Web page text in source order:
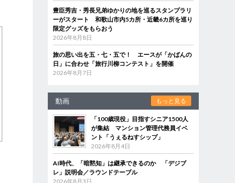
豊臣秀吉・秀長兄弟ゆかりの地を巡るスタンプラリ
ーがスタート 和歌山市内5カ所・近畿6カ所を巡り
限定グッズをもらおう
2026年8月8日
旅の思い出を五・七・五で！ エースが「かばんの
日」に合わせ「旅行川柳コンテスト」を開催
2026年8月7日
動画 もっと見る
「100歳現役」目指すシニア1500人
が集結 マンション管理代務員イベ
ント「うぇるねすシップ」
2026年8月4日
AI時代、「暗黙知」は継承できるのか 「デジブ
レ」説明会／ラウンドテーブル
2026年8月3日